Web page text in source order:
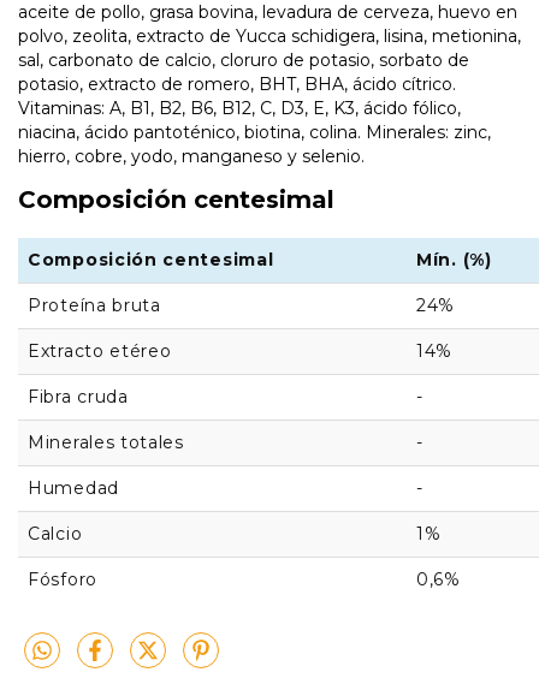
aceite de pollo, grasa bovina, levadura de cerveza, huevo en
polvo, zeolita, extracto de Yucca schidigera, lisina, metionina,
sal, carbonato de calcio, cloruro de potasio, sorbato de
potasio, extracto de romero, BHT, BHA, ácido cítrico.
Vitaminas: A, B1, B2, B6, B12, C, D3, E, K3, ácido fólico,
niacina, ácido pantoténico, biotina, colina. Minerales: zinc,
hierro, cobre, yodo, manganeso y selenio.
Composición centesimal
Composición centesimal Mín. (%)
Proteína bruta 24%
Extracto etéreo 14%
Fibra cruda -
Minerales totales -
Humedad -
Calcio 1%
Fósforo 0,6%